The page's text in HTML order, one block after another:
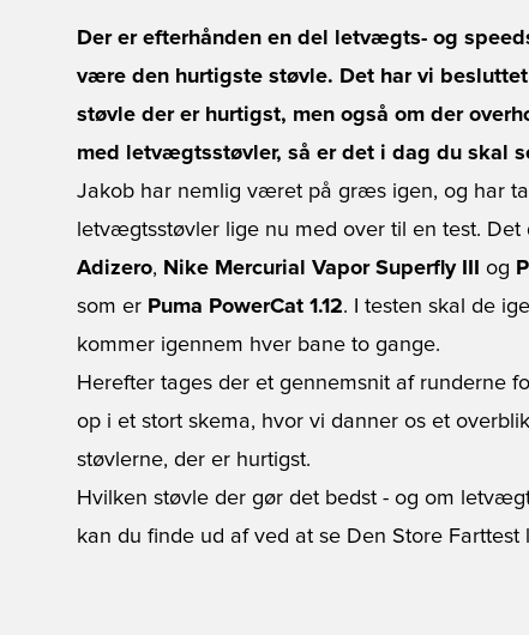
Der er efterhånden en del letvægts- og
være den hurtigste støvle. Det har vi
støvle der er hurtigst, men også om der
med letvægtsstøvler, så er det i dag du skal
Jakob har nemlig været på græs igen, og har
letvægtsstøvler lige nu med over til en test. Det
Adizero, Nike Mercurial Vapor Superfly III og
som er Puma PowerCat 1.12. I testen skal de
kommer igennem hver bane to gange.
Herefter tages der et gennemsnit af runderne
op i et stort skema, hvor vi danner os et
støvlerne, der er hurtigst.
Hvilken støvle der gør det bedst - og om
kan du finde ud af ved at se Den Store Farttest